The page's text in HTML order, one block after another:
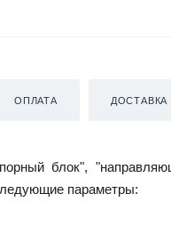
ОПЛАТА ДОСТАВКА
блок",
параметры: